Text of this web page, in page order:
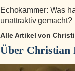
Echokammer: Was
unattraktiv gemacht?
Alle Artikel von
Über Christian